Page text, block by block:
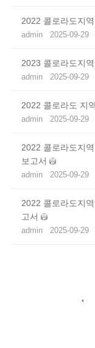
2022 콜로라도지
admin 2025-09-29
2023 콜로라도지
admin 2025-09-29
2022 콜로라도 지
admin 2025-09-29
2022 콜로라도지
보고서
admin 2025-09-29
2022 콜로라도지
고서
admin 2025-09-29